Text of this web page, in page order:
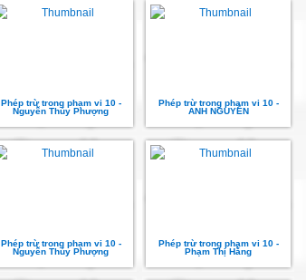
Phép trừ trong phạm vi 10 -
Nguyễn Thúy Phượng
Phép trừ trong phạm vi 10 -
ANH NGUYỄN
Phép trừ trong phạm vi 10 -
Nguyễn Thúy Phượng
Phép trừ trong phạm vi 10 -
Phạm Thị Hằng